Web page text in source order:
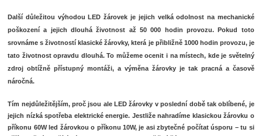
Další důležitou výhodou LED žárovek je jejich velká odolnost na mechanické
poškození a jejich dlouhá životnost až 50 000 hodin provozu. Pokud toto
srovnáme s životností klasické žárovky, která je přibližně 1000 hodin provozu, je
tato životnost opravdu dlouhá. To můžeme ocenit i na místech, kde je světelný
zdroj obtížně přístupný montáži, a výměna žárovky je tak pracná a časově
náročná.
Tím nejdůležitějším, proč jsou ale LED žárovky v poslední době tak oblíbené, je
jejich nízká spotřeba elektrické energie. Jestliže nahradíme klasickou žárovku o
příkonu 60W led žárovkou o příkonu 10W, je asi zbytečné počítat úsporu – tu si